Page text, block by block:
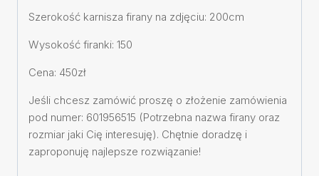
Szerokość karnisza firany na zdjęciu: 200cm
Wysokość firanki: 150
Cena: 450zł
Jeśli chcesz zamówić proszę o złożenie zamówienia
pod numer: 601956515 (Potrzebna nazwa firany oraz
rozmiar jaki Cię interesuję). Chętnie doradzę i
zaproponuję najlepsze rozwiązanie!